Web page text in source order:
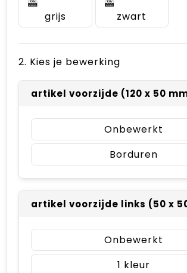
grijs zwart
2. Kies je bewerking
artikel voorzijde (120 x 50
Onbewerkt
Borduren
artikel voorzijde links (50 x
Onbewerkt
1